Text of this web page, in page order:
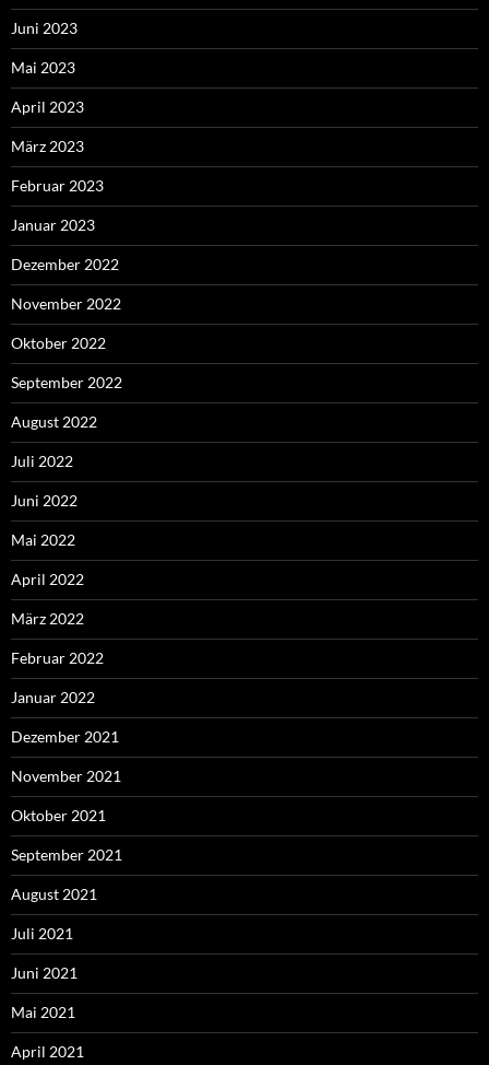
Juni 2023
Mai 2023
April 2023
März 2023
Februar 2023
Januar 2023
Dezember 2022
November 2022
Oktober 2022
September 2022
August 2022
Juli 2022
Juni 2022
Mai 2022
April 2022
März 2022
Februar 2022
Januar 2022
Dezember 2021
November 2021
Oktober 2021
September 2021
August 2021
Juli 2021
Juni 2021
Mai 2021
April 2021